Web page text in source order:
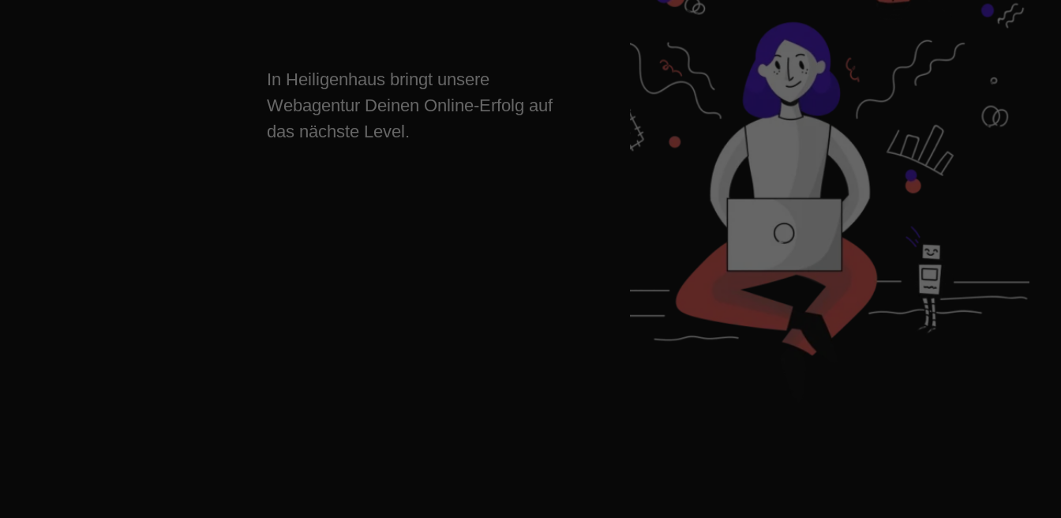
In Heiligenhaus bringt unsere
Webagentur Deinen Online-Erfolg auf
das nächste Level.